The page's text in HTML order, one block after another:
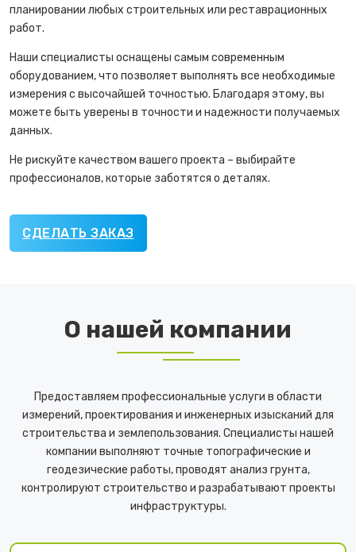
планировании любых строительных или реставрационных
работ.
Наши специалисты оснащены самым современным
оборудованием, что позволяет выполнять все необходимые
измерения с высочайшей точностью. Благодаря этому, вы
можете быть уверены в точности и надежности получаемых
данных.
Не рискуйте качеством вашего проекта – выбирайте
профессионалов, которые заботятся о деталях.
СДЕЛАТЬ ЗАКАЗ
О нашей компании
Предоставляем профессиональные услуги в области
измерений, проектирования и инженерных изысканий для
строительства и землепользования. Специалисты нашей
компании выполняют точные топографические и
геодезические работы, проводят анализ грунта,
контролируют строительство и разрабатывают проекты
инфраструктуры.